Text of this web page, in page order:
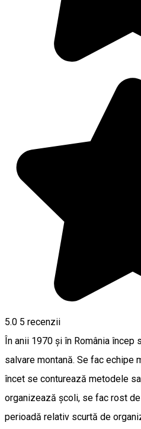
5.0 5 recenzii
În anii 1970 și în România
salvare montană. Se fac echipe
încet se conturează metodele
organizează școli, se fac rost
perioadă relativ scurtă de